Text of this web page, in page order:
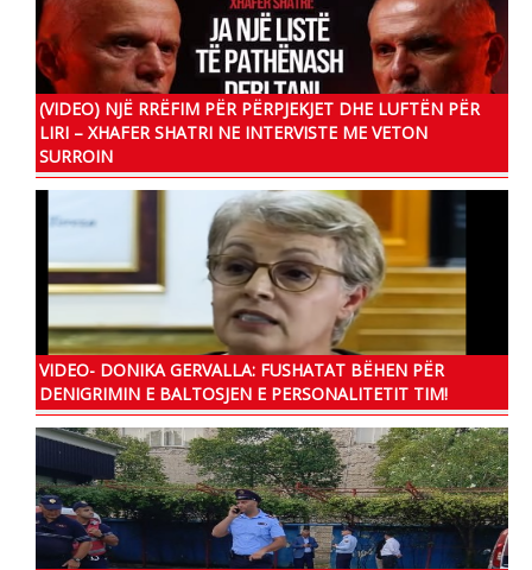
(VIDEO) NJË RRËFIM PËR PËRPJEKJET DHE LUFTËN PËR
LIRI – XHAFER SHATRI NE INTERVISTE ME VETON
SURROIN
VIDEO- DONIKA GERVALLA: FUSHATAT BËHEN PËR
DENIGRIMIN E BALTOSJEN E PERSONALITETIT TIM!